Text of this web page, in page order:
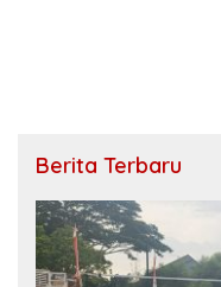
Berita Terbaru